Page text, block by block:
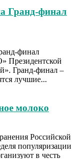
Гранд-финал
финал
Президентской
Гранд-финал –
лучшие...
молоко
Российской
популяризации
в честь